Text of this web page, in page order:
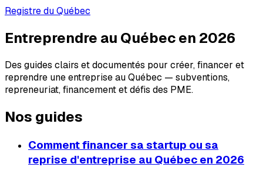
Registre du Québec
Entreprendre au Québec en 2026
Des guides clairs et documentés pour créer, financer et
reprendre une entreprise au Québec — subventions,
repreneuriat, financement et défis des PME.
Nos guides
Comment financer sa startup ou sa
reprise d'entreprise au Québec en 2026